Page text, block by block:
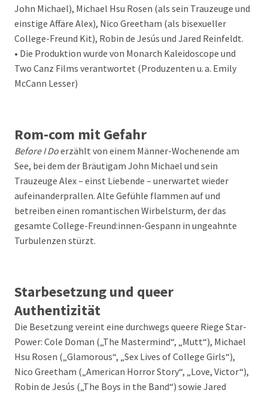
John Michael), Michael Hsu Rosen (als sein Trauzeuge und
einstige Affäre Alex), Nico Greetham (als bisexueller
College-Freund Kit), Robin de Jesús und Jared Reinfeldt.
• Die Produktion wurde von Monarch Kaleidoscope und
Two Canz Films verantwortet (Produzenten u. a. Emily
McCann Lesser)
Rom-com mit Gefahr
Before I Doerzählt von einem Männer-Wochenende am
See, bei dem der Bräutigam John Michael und sein
Trauzeuge Alex – einst Liebende – unerwartet wieder
aufeinanderprallen. Alte Gefühle flammen auf und
betreiben einen romantischen Wirbelsturm, der das
gesamte College-Freund:innen-Gespann in ungeahnte
Turbulenzen stürzt.
Starbesetzung und queer
Authentizität
Die Besetzung vereint eine durchwegs queere Riege Star-
Power: Cole Doman („The Mastermind“, „Mutt“), Michael
Hsu Rosen („Glamorous“, „Sex Lives of College Girls“),
Nico Greetham („American Horror Story“, „Love, Victor“),
Robin de Jesús („The Boys in the Band“) sowie Jared